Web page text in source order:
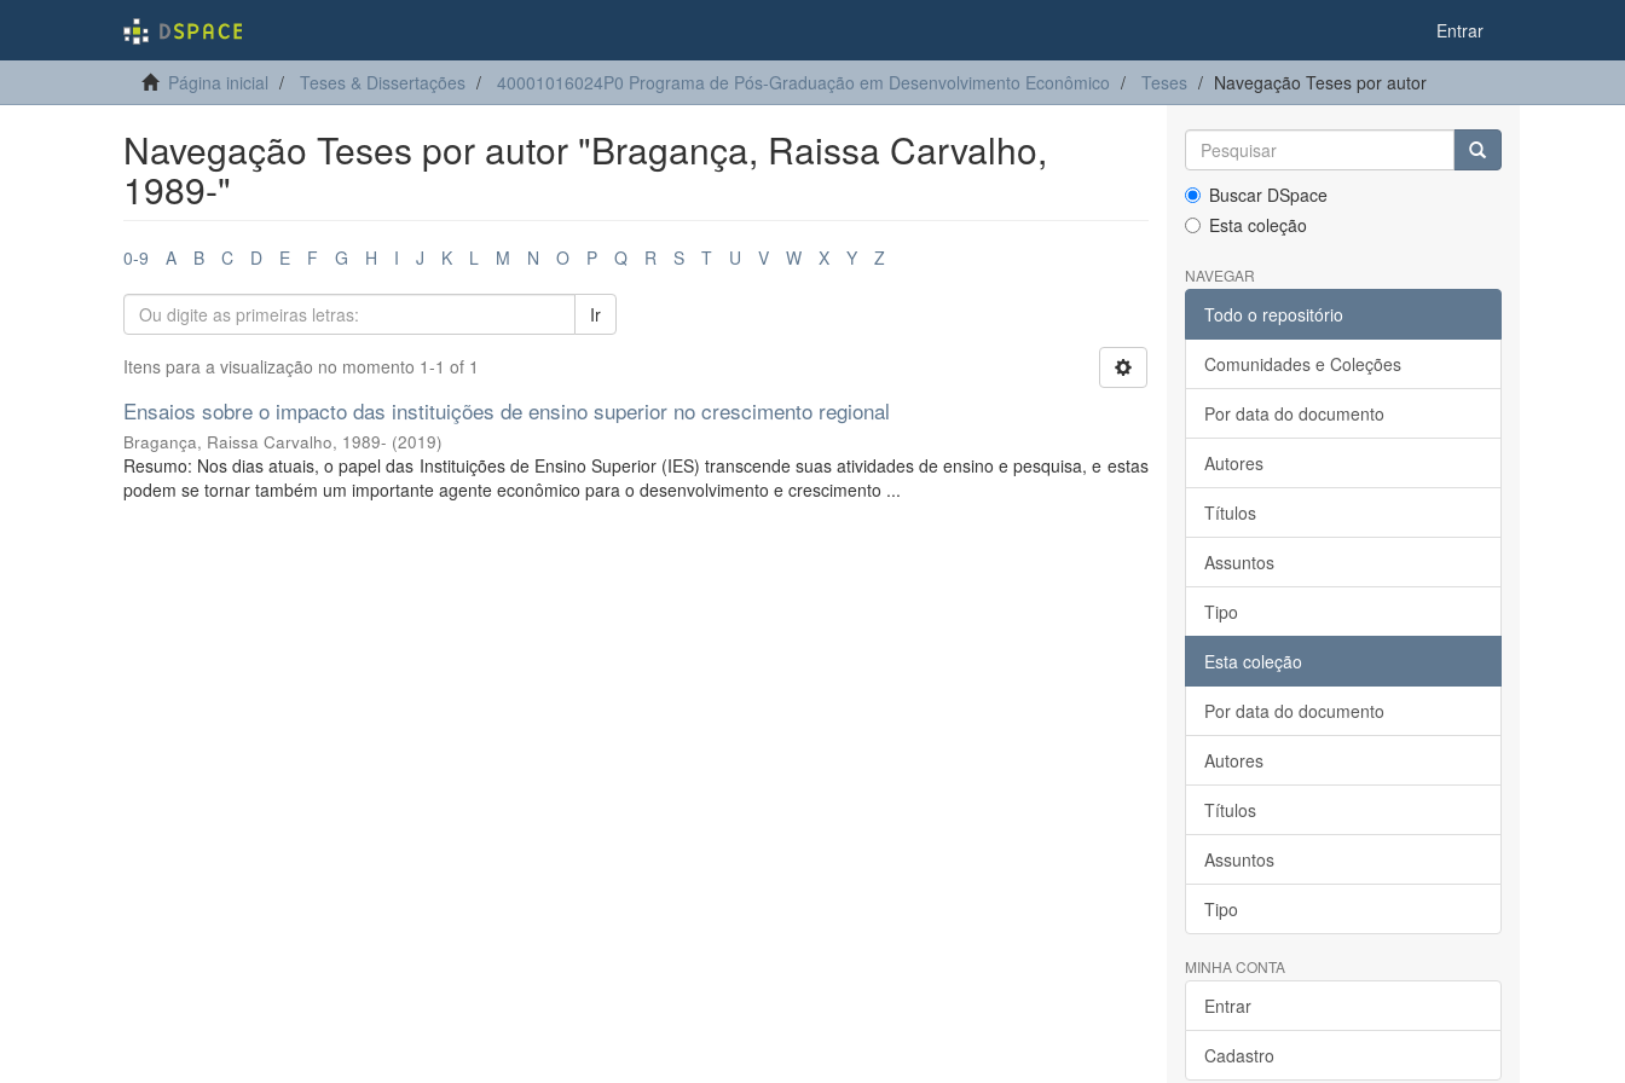
Entrar
Página inicial Teses & Dissertações 40001016024P0 Programa de Pós-Graduação em Desenvolvimento Econômico Teses Navegação Teses por autor
Navegação Teses por autor "Bragança, Raissa Carvalho,
1989-"
0-9 A B C D E F G H I J K L M N O P Q R S T U V W X Y Z
Ir
Itens para a visualização no momento 1-1 of 1
Ensaios sobre o impacto das instituições de ensino superior no crescimento regional
Bragança, Raissa Carvalho, 1989- (2019)
Resumo: Nos dias atuais, o papel das Instituições de Ensino Superior (IES) transcende suas atividades de ensino e pesquisa, e estas
podem se tornar também um importante agente econômico para o desenvolvimento e crescimento ...
Buscar DSpace
Esta coleção
NAVEGAR
Todo o repositório
Comunidades e Coleções
Por data do documento
Autores
Títulos
Assuntos
Tipo
Esta coleção
Por data do documento
Autores
Títulos
Assuntos
Tipo
MINHA CONTA
Entrar
Cadastro